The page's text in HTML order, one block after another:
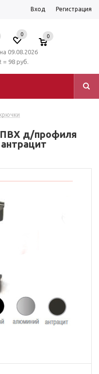
Вход Регистрация
0 0
09.08.2026
= 98 руб.
ПВХ д/профиля